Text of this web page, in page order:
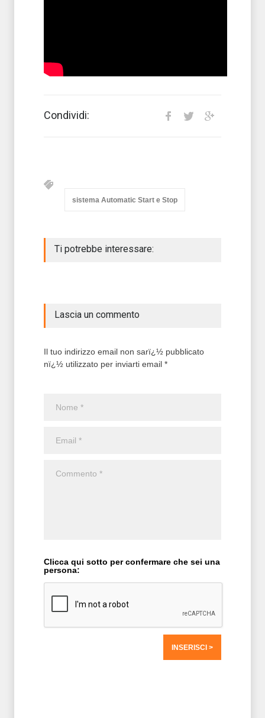
Condividi:
sistema Automatic Start e Stop
Ti potrebbe interessare:
Lascia un commento
Il tuo indirizzo email non sarï¿½ pubblicato
nï¿½ utilizzato per inviarti email *
Clicca qui sotto per confermare che sei una
persona: